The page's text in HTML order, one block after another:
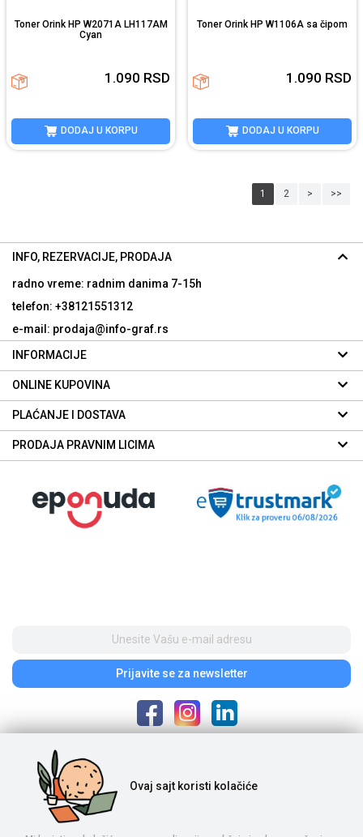
Toner Orink HP W2071A LH117AM
Cyan
1.090 RSD
DODAJ U KORPU
Toner Orink HP W1106A sa čipom
1.090 RSD
DODAJ U KORPU
1 2 > >>
Prijavite se za newsletter
INFO, REZERVACIJE, PRODAJA
radno vreme: radnim danima 7-15h
telefon: +38121551312
e-mail: prodaja@info-graf.rs
INFORMACIJE
ONLINE KUPOVINA
PLAĆANJE I DOSTAVA
PRODAJA PRAVNIM LICIMA
Poštovani posetioci, cene na našem sajtu iskazane su u dinarima. Porez je
uračunat u cenu. S obzirom na to da je u pitanju internet prodaja i da se
ponuda na sajtu ne ažurira u realnom vremenu, potrebno nam je vreme da
proverimo dostupnost naručene robe. Komercijalista će kontaktirati s
Ovaj sajt koristi kolačiće